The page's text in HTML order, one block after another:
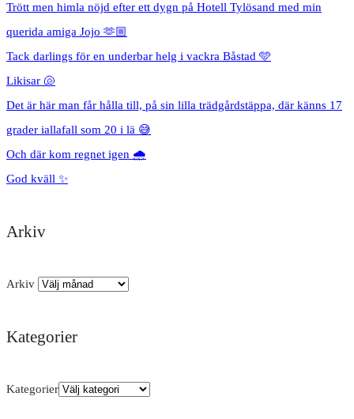
Trött men himla nöjd efter ett dygn på Hotell Tylösand med min
querida amiga Jojo 🫶🏼
Tack darlings för en underbar helg i vackra Båstad 🩵
Likisar 🐚
Det är här man får hålla till, på sin lilla trädgårdstäppa, där känns 17
grader iallafall som 20 i lä 😅
Och där kom regnet igen 🌧️
God kväll ✨
Arkiv
Arkiv
Kategorier
Kategorier